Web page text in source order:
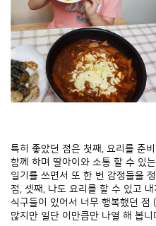
특히 좋았던 점은 첫째, 요리를 준
함께 하며 딸아이와 소통 할 수 있
일기를 쓰면서 또 한 번 감정들을
점, 셋째, 나도 요리를 할 수 있고
식구들이 있어서 너무 행복했던 점
많지만 일단 이만큼만 나열 해 봅니